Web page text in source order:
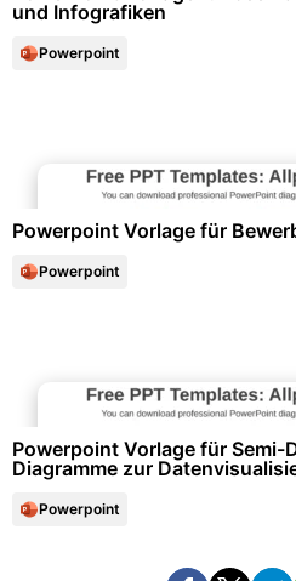
und Infografiken
Powerpoint
Powerpoint Vorlage für
Powerpoint
Powerpoint Vorlage für
Diagramme zur
Powerpoint